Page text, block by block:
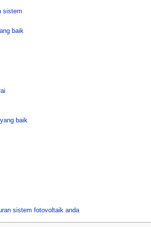
sistem
baik
baik
sistem fotovoltaik anda